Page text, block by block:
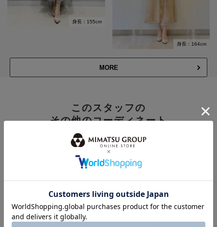
身長：155cm
身長：164cm
MORE
このスタッフの
その他のコーディネート